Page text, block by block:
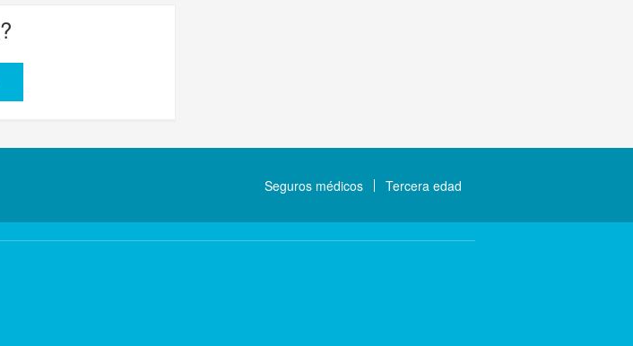
?
Seguros médicos Tercera edad